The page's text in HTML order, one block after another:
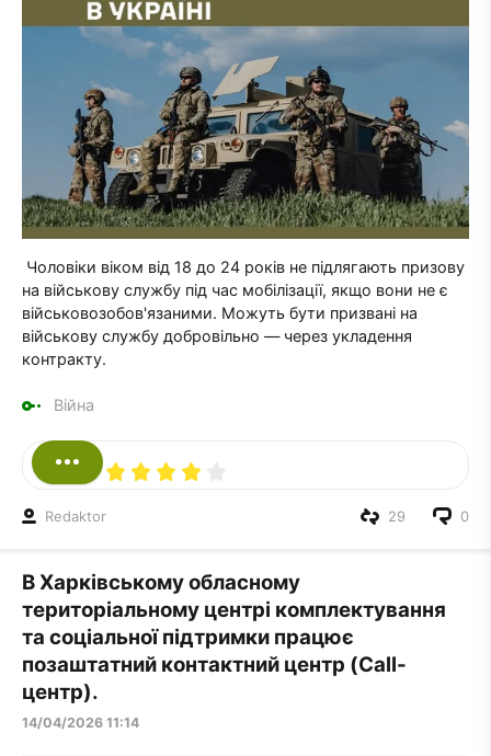
Чоловіки віком від 18 до 24 років не підлягають призову
на військову службу під час мобілізації, якщо вони не є
військовозобов'язаними. Можуть бути призвані на
військову службу добровільно — через укладення
контракту.
Війна
Redaktor 0
29
В Харківському обласному
територіальному центрі комплектування
та соціальної підтримки працює
позаштатний контактний центр (Call-
центр).
14/04/2026 11:14